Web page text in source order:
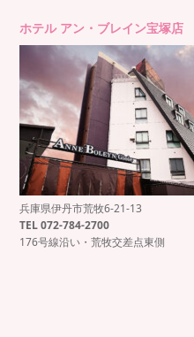
もっと見る
ホテル アン・ブレイン宝塚店
兵庫県伊丹市荒牧6-21-13
TEL 072-784-2700
176号線沿い・荒牧交差点東側